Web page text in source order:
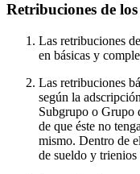
Retribuciones de
Las retribuciones
en básicas y
Las retribuciones
según la
Subgrupo o Grupo
de que éste no
mismo. Dentro de
de sueldo y trienios